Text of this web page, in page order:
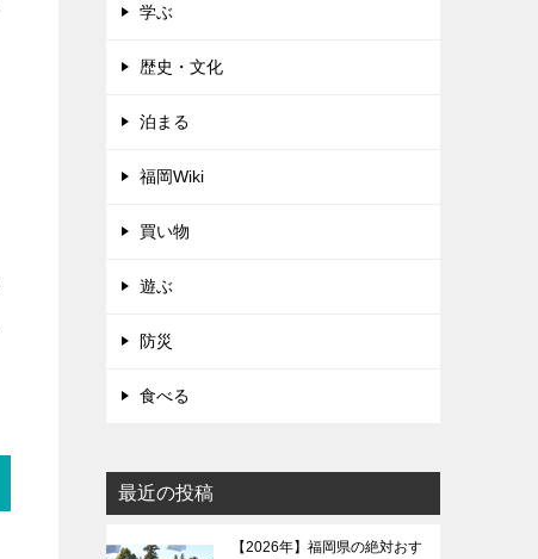
学ぶ
歴史・文化
泊まる
福岡Wiki
買い物
遊ぶ
防災
食べる
最近の投稿
【2026年】福岡県の絶対おす